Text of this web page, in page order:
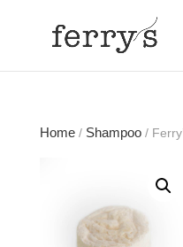
Home/ Shampoo/